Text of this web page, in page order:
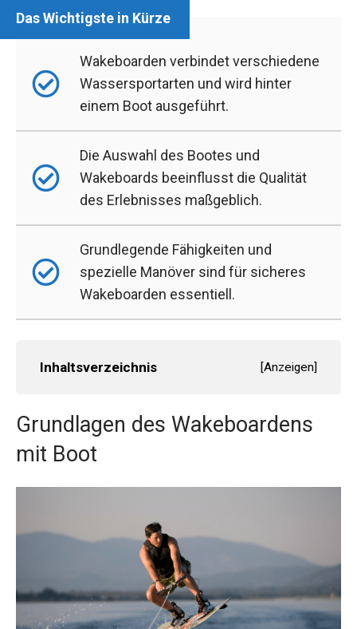
Wakeboarden verbindet verschiedene
Wassersportarten und wird hinter
einem Boot ausgeführt.
Die Auswahl des Bootes und
Wakeboards beeinflusst die Qualität
des Erlebnisses maßgeblich.
Grundlegende Fähigkeiten und
spezielle Manöver sind für sicheres
Wakeboarden essentiell.
Inhaltsverzeichnis [Anzeigen]
Grundlagen des Wakeboardens
mit Boot